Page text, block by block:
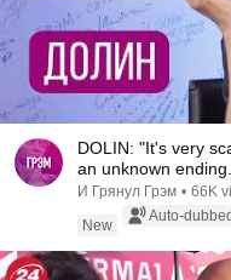
DOLIN: "It's very
an unknown
И Грянул Грэм • 66K
New
Auto-dubbed